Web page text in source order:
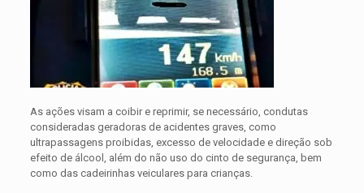
As ações visam a coibir e reprimir, se necessário, condutas
consideradas geradoras de acidentes graves, como
ultrapassagens proibidas, excesso de velocidade e direção sob
efeito de álcool, além do não uso do cinto de segurança, bem
como das cadeirinhas veiculares para crianças.